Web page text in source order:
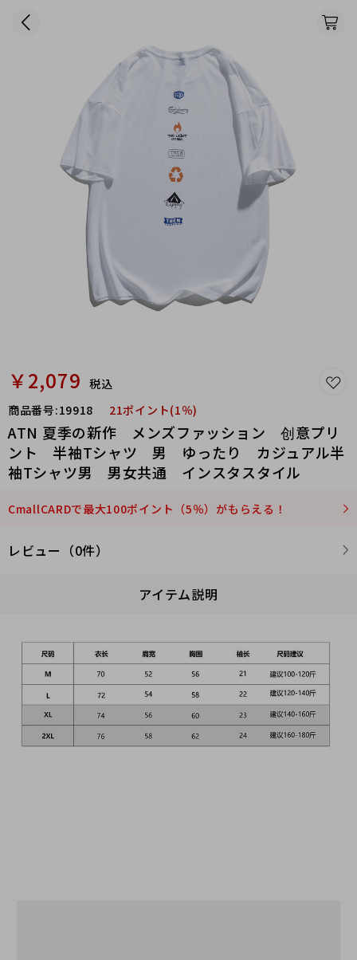
￥2,079 税込
商品番号:19918 21ポイント(1％)
ATN 夏季の新作 メンズファッション 创意プリ
ント 半袖Tシャツ 男 ゆったり カジュアル半
袖Tシャツ男 男女共通 インスタスタイル
CmallCARDで最大100ポイント（5％）がもらえる！
レビュー（0件）
アイテム説明